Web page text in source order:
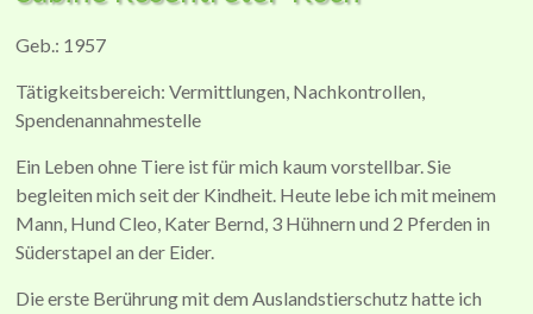
Geb.: 1957
Tätigkeitsbereich: Vermittlungen, Nachkontrollen,
Spendenannahmestelle
Ein Leben ohne Tiere ist für mich kaum vorstellbar. Sie
begleiten mich seit der Kindheit. Heute lebe ich mit meinem
Mann, Hund Cleo, Kater Bernd, 3 Hühnern und 2 Pferden in
Süderstapel an der Eider.
Die erste Berührung mit dem Auslandstierschutz hatte ich